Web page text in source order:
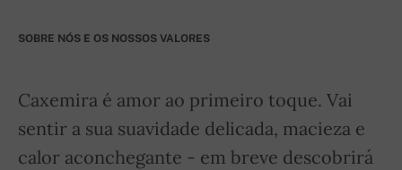
SOBRE NÓS E OS NOSSOS VALORES
Caxemira é amor ao primeiro toque. Vai
sentir a sua suavidade delicada, macieza e
calor aconchegante - em breve descobrirá